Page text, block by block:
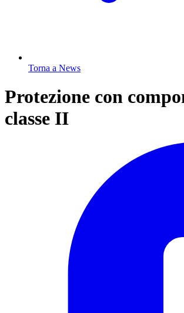
Torna a News
Protezione con
classe II